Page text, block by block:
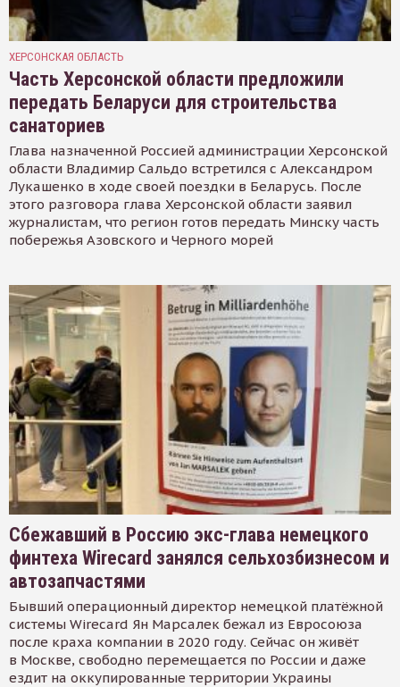
ХЕРСОНСКАЯ ОБЛАСТЬ
Часть Херсонской области предложили
передать Беларуси для строительства
санаториев
Глава назначенной Россией администрации Херсонской
области Владимир Сальдо встретился с Александром
Лукашенко в ходе своей поездки в Беларусь. После
этого разговора глава Херсонской области заявил
журналистам, что регион готов передать Минску часть
побережья Азовского и Черного морей
Сбежавший в Россию экс-глава немецкого
финтеха Wirecard занялся сельхозбизнесом и
автозапчастями
Бывший операционный директор немецкой платёжной
системы Wirecard Ян Марсалек бежал из Евросоюза
после краха компании в 2020 году. Сейчас он живёт
в Москве, свободно перемещается по России и даже
ездит на оккупированные территории Украины